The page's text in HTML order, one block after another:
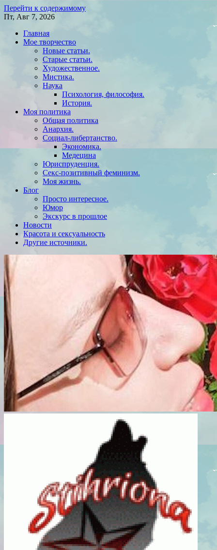
Перейти к содержимому
Пт, Авг 7, 2026
Главная
Мое творчество
Новые статьи.
Старые статьи.
Художественное.
Мистика.
Наука
Психология, философия.
История.
Моя политика
Общая политика
Анархия.
Социал-либертанство.
Экономика.
Медецина
Юриспруденция.
Секс-позитивный феминизм.
Моя жизнь.
Блог
Просто интересное.
Юмор
Экскурс в прошлое
Новости
Красота и сексуальность
Другие источники.